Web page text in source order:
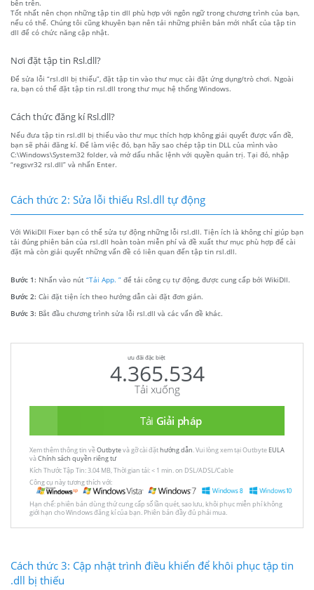
bên trên.
Tốt nhất nên chọn những tập tin dll phù hợp với ngôn ngữ trong chương trình của bạn,
nếu có thể. Chúng tôi cũng khuyên bạn nên tải những phiên bản mới nhất của tập tin
dll để có chức năng cập nhật.
Nơi đặt tập tin Rsl.dll?
Để sửa lỗi “rsl.dll bị thiếu”, đặt tập tin vào thư mục cài đặt ứng dụng/trò chơi. Ngoài
ra, bạn có thể đặt tập tin rsl.dll trong thư mục hệ thống Windows.
Cách thức đăng kí Rsl.dll?
Nếu đưa tập tin rsl.dll bị thiếu vào thư mục thích hợp không giải quyết được vấn đề,
bạn sẽ phải đăng kí. Để làm việc đó, bạn hãy sao chép tập tin DLL của mình vào
C:\Windows\System32 folder, và mở dấu nhắc lệnh với quyền quản trị. Tại đó, nhập
“regsvr32 rsl.dll” và nhấn Enter.
Cách thức 2: Sửa lỗi thiếu Rsl.dll tự động
Với WikiDll Fixer bạn có thể sửa tự động những lỗi rsl.dll. Tiện ích là không chỉ giúp bạn
tải đúng phiên bản của rsl.dll hoàn toàn miễn phí và đề xuất thư mục phù hợp để cài
đặt mà còn giải quyết những vấn đề có liên quan đến tập tin rsl.dll.
Bước 1: Nhấn vào nút “Tải App. ” để tải công cụ tự động, được cung cấp bởi WikiDll.
Bước 2: Cài đặt tiện ích theo hướng dẫn cài đặt đơn giản.
Bước 3: Bắt đầu chương trình sửa lỗi rsl.dll và các vấn đề khác.
ưu đãi đặc biệt
4.365.534
Tải xuống
Tải Giải pháp
Xem thêm thông tin vềOutbytevà gỡ cài đặthướng dẫn. Vui lòng xem tại Outbyte EULA
vàChính sách quyền riêng tư
Kích Thước Tập Tin: 3.04 MB, Thời gian tải: < 1 min. on DSL/ADSL/Cable
Công cụ này tương thích với:
Hạn chế: phiên bản dùng thử cung cấp số lần quét, sao lưu, khôi phục miễn phí không
giới hạn cho Windows đăng kí của bạn. Phiên bản đầy đủ phải mua.
Cách thức 3: Cập nhật trình điều khiển để khôi phục tập tin
.dll bị thiếu